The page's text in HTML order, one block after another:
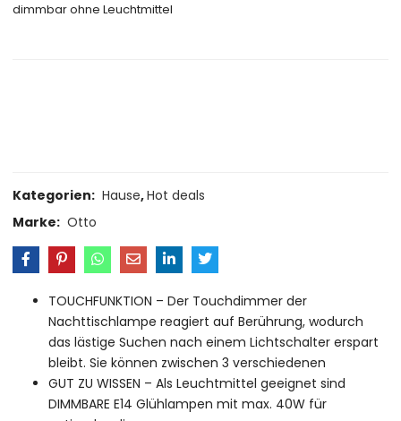
dimmbar ohne Leuchtmittel
Kategorien: Hause,Hot deals
Marke: Otto
TOUCHFUNKTION – Der Touchdimmer der
Nachttischlampe reagiert auf Berührung, wodurch
das lästige Suchen nach einem Lichtschalter erspart
bleibt. Sie können zwischen 3 verschiedenen
GUT ZU WISSEN – Als Leuchtmittel geeignet sind
DIMMBARE E14 Glühlampen mit max. 40W für